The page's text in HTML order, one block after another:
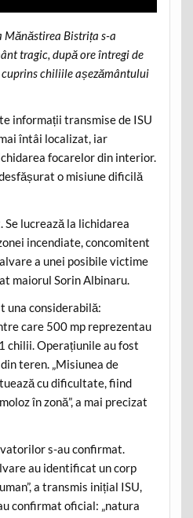
Bistrița s-a
tragic, după ore întregi de
chiliile așezământului
informații transmise de ISU
întâi localizat, iar
focarelor din interior.
o misiune dificilă
Se lucrează la lichidarea
incendiate, concomitent
a unei posibile victime
maiorul Sorin Albinaru.
una considerabilă:
care 500 mp reprezentau
chilii. Operațiunile au fost
teren. „Misiunea de
cu dificultate, fiind
în zonă”, a mai precizat
s-au confirmat.
au identificat un corp
a transmis inițial ISU,
confirmat oficial: „natura